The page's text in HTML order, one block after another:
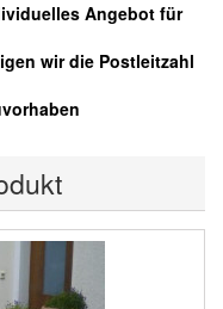
Angebot für
wir die Postleitzahl